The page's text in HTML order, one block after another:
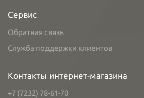
Сервис
Обратная связь
Служба поддержки клиентов
Контакты интернет-магазина
+7 (7232) 78-61-70